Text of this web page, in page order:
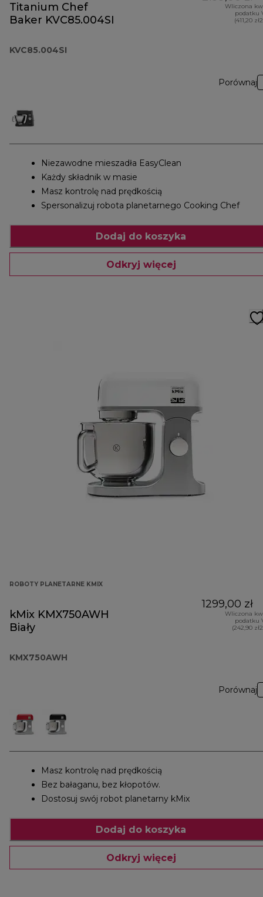
Titanium Chef
Baker KVC85.004SI
KVC85.004SI
Wliczona
podatku
(411,20
Porównaj
Niezawodne mieszadła EasyClean
Każdy składnik w masie
Masz kontrolę nad prędkością
Spersonalizuj robota planetarnego Cooking Chef
Dodaj do koszyka
Odkryj więcej
ROBOTY PLANETARNE KMIX
kMix KMX750AWH
Biały
KMX750AWH
1299,00 zł
Wliczona
podatku
(242,90
Porównaj
Masz kontrolę nad prędkością
Bez bałaganu, bez kłopotów.
Dostosuj swój robot planetarny kMix
Dodaj do koszyka
Odkryj więcej